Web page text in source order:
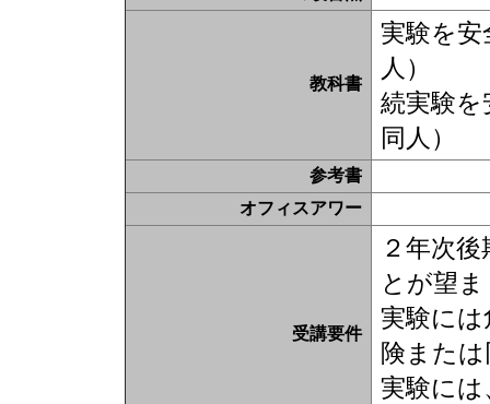
教科書
実験を
人）
続実験を
同人）
参考書
オフィスアワー
受講要件
２年次
とが望
実験に
険また
実験に